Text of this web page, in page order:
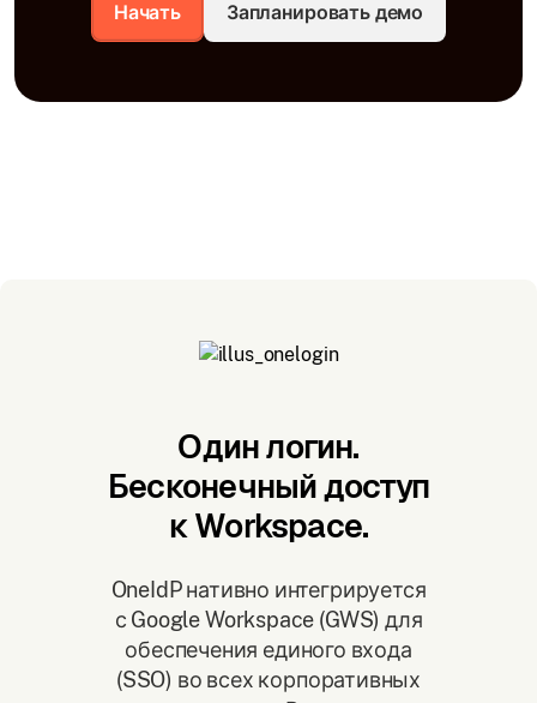
Начать Запланировать демо
Один логин.
Бесконечный доступ
к Workspace.
OneIdP нативно интегрируется
с Google Workspace (GWS) для
обеспечения единого входа
(SSO) во всех корпоративных